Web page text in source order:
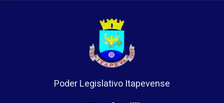
Poder Legislativo Itapevense